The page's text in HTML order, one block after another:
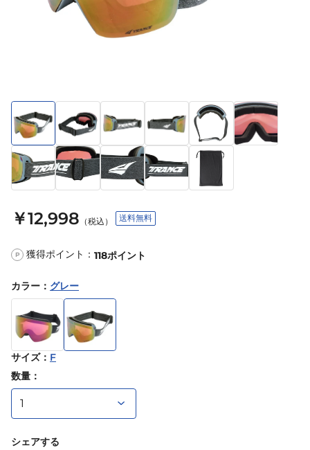
￥12,998 （税込） 送料無料
P 獲得ポイント： 118ポイント
カラー ： グレー
サイズ： F
数量：
シェアする